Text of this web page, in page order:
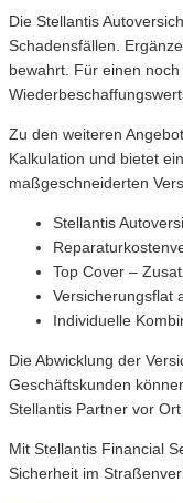
Die Stellantis
Schadensfällen.
bewahrt. Für einen
Zu den weiteren
Kalkulation und bietet
maßgeschneiderten
Stellantis
Top Cover –
Versicherungsflat
Individuelle
Die Abwicklung der
Geschäftskunden
Stellantis Partner vor
Mit Stellantis Financial
Sicherheit im